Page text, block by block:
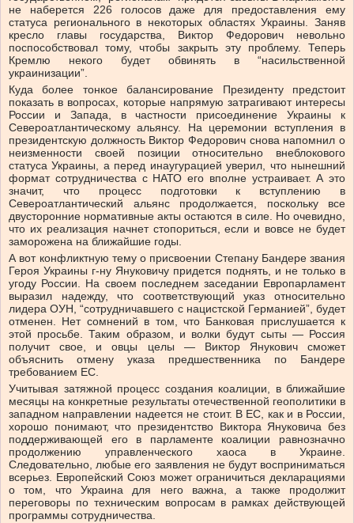
не наберется 226 голосов даже для предоставления ему
статуса регионального в некоторых областях Украины. Заняв
кресло главы государства, Виктор Федорович невольно
поспособствовал тому, чтобы закрыть эту проблему. Теперь
Кремлю некого будет обвинять в “насильственной
украинизации”.
Куда более тонкое балансирование Президенту предстоит
показать в вопросах, которые напрямую затрагивают интересы
России и Запада, в частности присоединение Украины к
Североатлантическому альянсу. На церемонии вступления в
президентскую должность Виктор Федорович снова напомнил о
неизменности своей позиции относительно внеблокового
статуса Украины, а перед инаугурацией уверил, что нынешний
формат сотрудничества с НАТО его вполне устраивает. А это
значит, что процесс подготовки к вступлению в
Североатлантический альянс продолжается, поскольку все
двусторонние нормативные акты остаются в силе. Но очевидно,
что их реализация начнет стопориться, если и вовсе не будет
заморожена на ближайшие годы.
А вот конфликтную тему о присвоении Степану Бандере звания
Героя Украины г-ну Януковичу придется поднять, и не только в
угоду России. На своем последнем заседании Европарламент
выразил надежду, что соответствующий указ относительно
лидера ОУН, “сотрудничавшего с нацистской Германией”, будет
отменен. Нет сомнений в том, что Банковая прислушается к
этой просьбе. Таким образом, и волки будут сыты — Россия
получит свое, и овцы целы — Виктор Янукович сможет
объяснить отмену указа предшественника по Бандере
требованием ЕС.
Учитывая затяжной процесс создания коалиции, в ближайшие
месяцы на конкретные результаты отечественной геополитики в
западном направлении надеется не стоит. В ЕС, как и в России,
хорошо понимают, что президентство Виктора Януковича без
поддерживающей его в парламенте коалиции равнозначно
продолжению управленческого хаоса в Украине.
Следовательно, любые его заявления не будут восприниматься
всерьез. Европейский Союз может ограничиться декларациями
о том, что Украина для него важна, а также продолжит
переговоры по техническим вопросам в рамках действующей
программы сотрудничества.